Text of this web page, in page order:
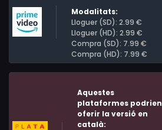
Modalitats:
Lloguer (SD): 2.99 €
Lloguer (HD): 2.99 €
Compra (SD): 7.99 €
Compra (HD): 7.99 €
Aquestes
plataformes podrien
oferir la versió en
català: